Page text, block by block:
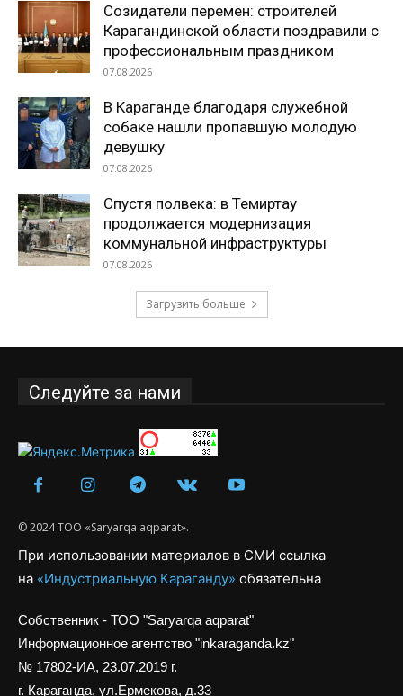
Созидатели перемен: строителей
Карагандинской области поздравили с
профессиональным праздником
07.08.2026
В Караганде благодаря служебной
собаке нашли пропавшую молодую
девушку
07.08.2026
Спустя полвека: в Темиртау
продолжается модернизация
коммунальной инфраструктуры
07.08.2026
Загрузить больше
Следуйте за нами
© 2024 ТОО «Saryarqa aqparat».
При использовании материалов в СМИ ссылка
на «Индустриальную Караганду» обязательна
Собственник - ТОО "Saryarqa aqparat"
Информационное агентство "inkaraganda.kz"
№ 17802-ИА, 23.07.2019 г.
г. Караганда, ул.Ермекова, д.33